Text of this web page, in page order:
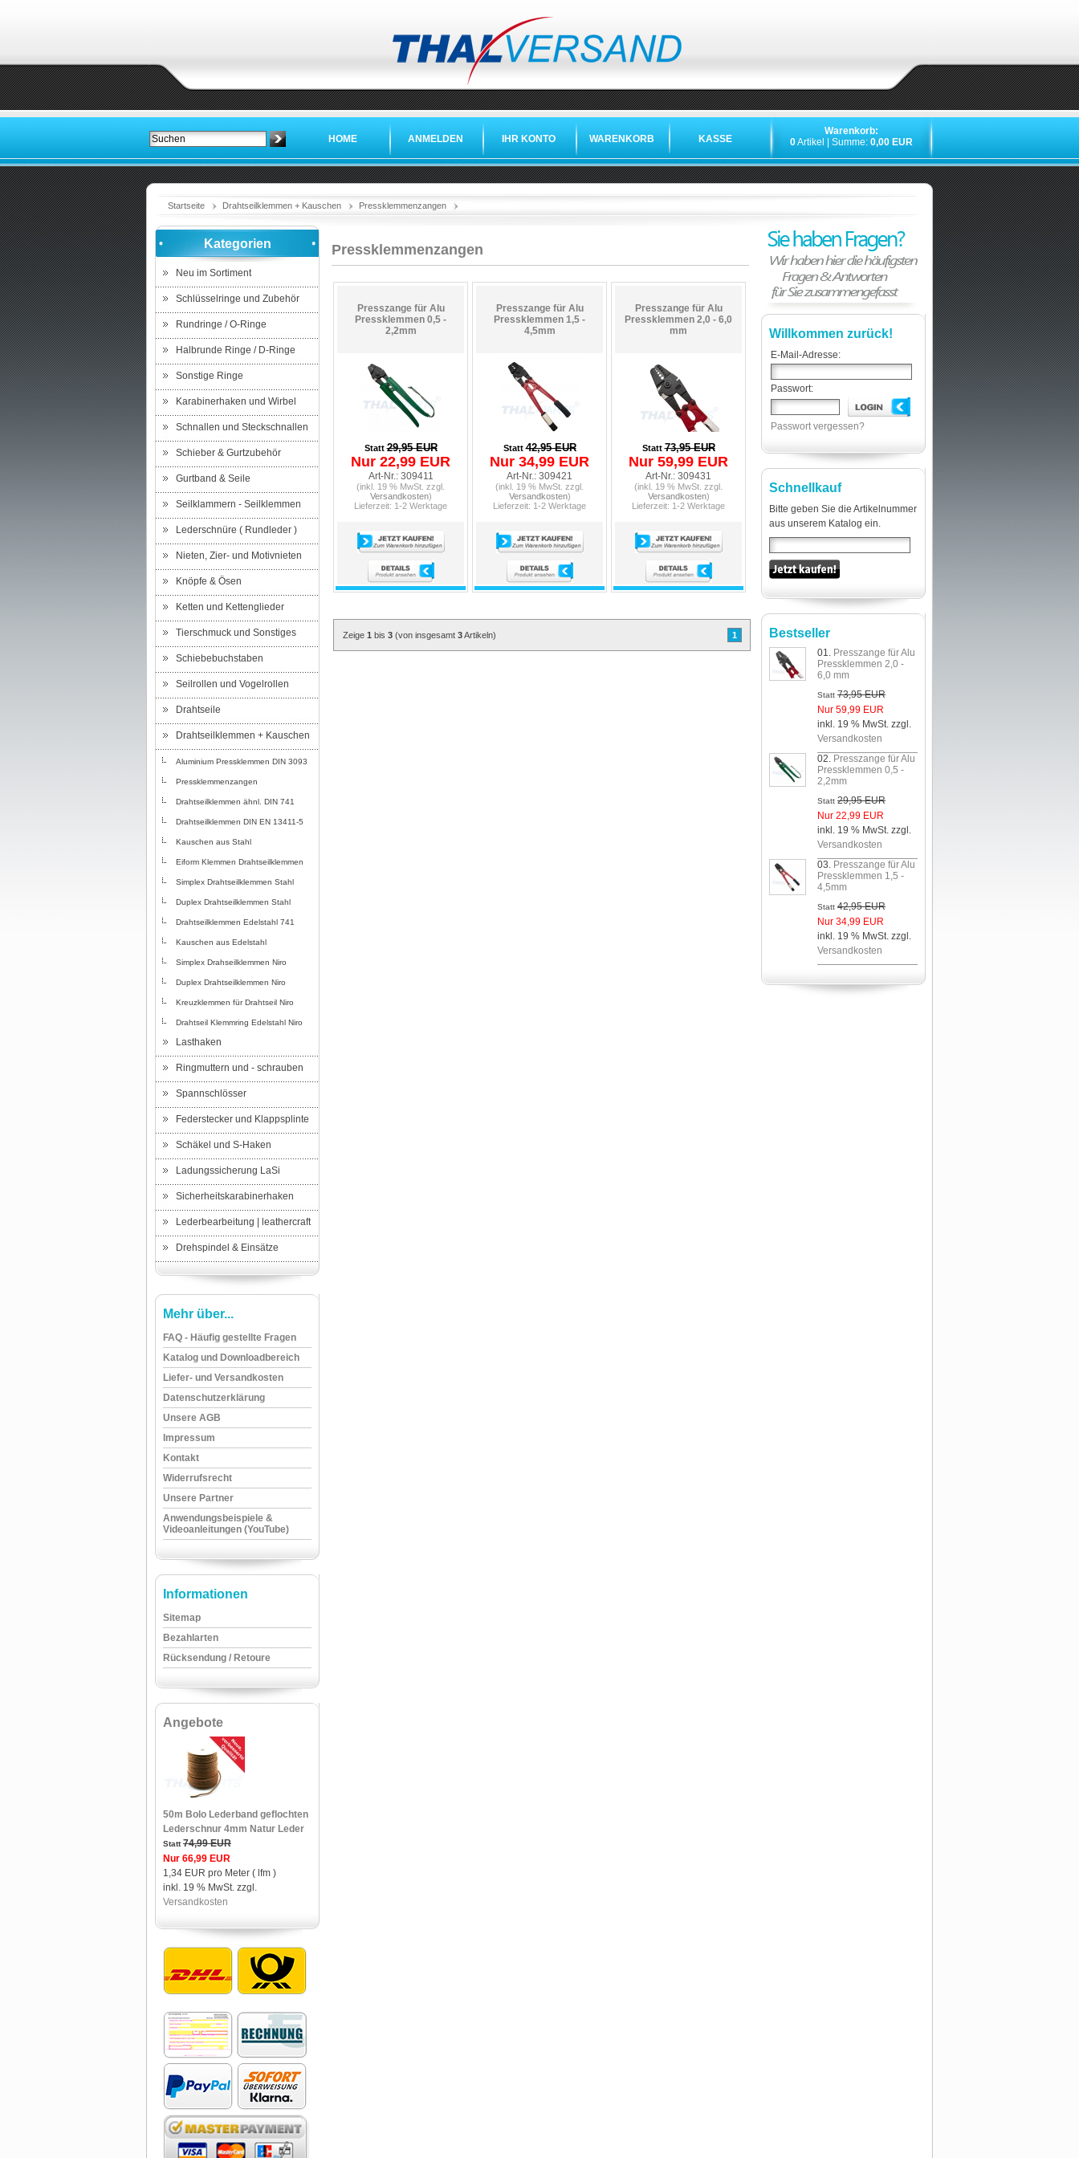
HOME ANMELDEN IHR KONTO WARENKORB KASSE
Warenkorb:
0Artikel | Summe: 0,00 EUR
Startseite Drahtseilklemmen + Kauschen Pressklemmenzangen
Kategorien
Neu im Sortiment
Schlüsselringe und Zubehör
Rundringe / O-Ringe
Halbrunde Ringe / D-Ringe
Sonstige Ringe
Karabinerhaken und Wirbel
Schnallen und Steckschnallen
Schieber & Gurtzubehör
Gurtband & Seile
Seilklammern - Seilklemmen
Lederschnüre ( Rundleder )
Nieten, Zier- und Motivnieten
Knöpfe & Ösen
Ketten und Kettenglieder
Tierschmuck und Sonstiges
Schiebebuchstaben
Seilrollen und Vogelrollen
Drahtseile
Drahtseilklemmen + Kauschen
Aluminium Pressklemmen DIN 3093
Pressklemmenzangen
Drahtseilklemmen ähnl. DIN 741
Drahtseilklemmen DIN EN 13411-5
Kauschen aus Stahl
Eiform Klemmen Drahtseilklemmen
Simplex Drahtseilklemmen Stahl
Duplex Drahtseilklemmen Stahl
Drahtseilklemmen Edelstahl 741
Kauschen aus Edelstahl
Simplex Drahseilklemmen Niro
Duplex Drahtseilklemmen Niro
Kreuzklemmen für Drahtseil Niro
Drahtseil Klemmring Edelstahl Niro
Lasthaken
Ringmuttern und - schrauben
Spannschlösser
Federstecker und Klappsplinte
Schäkel und S-Haken
Ladungssicherung LaSi
Sicherheitskarabinerhaken
Lederbearbeitung | leathercraft
Drehspindel & Einsätze
Mehr über...
FAQ - Häufig gestellte Fragen
Katalog und Downloadbereich
Liefer- und Versandkosten
Datenschutzerklärung
Unsere AGB
Impressum
Kontakt
Widerrufsrecht
Unsere Partner
Anwendungsbeispiele &
Videoanleitungen (YouTube)
Informationen
Sitemap
Bezahlarten
Rücksendung / Retoure
Angebote
50m Bolo Lederband geflochten
Lederschnur 4mm Natur Leder
Statt74,99 EUR
Nur 66,99 EUR
1,34 EUR pro Meter ( lfm )
inkl. 19 % MwSt. zzgl.
Versandkosten
Pressklemmenzangen
Presszange für Alu
Pressklemmen 0,5 -
2,2mm
Statt29,95 EUR
Nur 22,99 EUR
Art-Nr.: 309411
(inkl. 19 % MwSt. zzgl.
Versandkosten)
Lieferzeit: 1-2 Werktage
Presszange für Alu
Pressklemmen 1,5 -
4,5mm
Statt42,95 EUR
Nur 34,99 EUR
Art-Nr.: 309421
(inkl. 19 % MwSt. zzgl.
Versandkosten)
Lieferzeit: 1-2 Werktage
Presszange für Alu
Pressklemmen 2,0 - 6,0
mm
Statt73,95 EUR
Nur 59,99 EUR
Art-Nr.: 309431
(inkl. 19 % MwSt. zzgl.
Versandkosten)
Lieferzeit: 1-2 Werktage
Zeige 1 bis 3 (von insgesamt 3Artikeln) 1
Willkommen zurück!
E-Mail-Adresse:
Passwort:
Passwort vergessen?
Schnellkauf
Bitte geben Sie die Artikelnummer
aus unserem Katalog ein.
Bestseller
01. Presszange für Alu
Pressklemmen 2,0 -
6,0 mm
Statt 73,95 EUR
Nur 59,99 EUR
inkl. 19 % MwSt. zzgl.
Versandkosten
02. Presszange für Alu
Pressklemmen 0,5 -
2,2mm
Statt 29,95 EUR
Nur 22,99 EUR
inkl. 19 % MwSt. zzgl.
Versandkosten
03. Presszange für Alu
Pressklemmen 1,5 -
4,5mm
Statt 42,95 EUR
Nur 34,99 EUR
inkl. 19 % MwSt. zzgl.
Versandkosten